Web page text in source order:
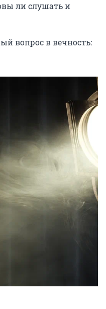
ли слушать и
вопрос в вечность: